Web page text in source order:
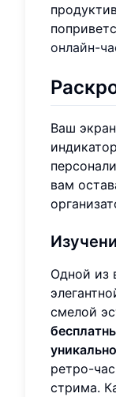
онлайн-
Ваш
вам
Одной из
смелой
ретро-
стрима.